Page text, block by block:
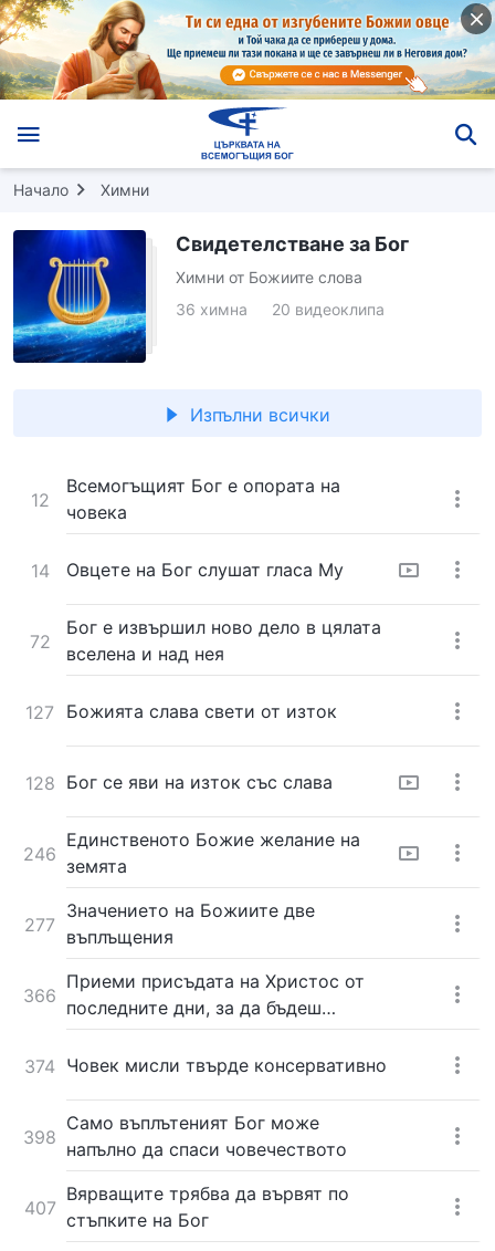
Начало Химни
Свидетелстване за Бог
Химни от Божиите слова
36 химна
20 видеоклипa
Изпълни всички
12
Всемогъщият Бог е опората на
човека
14 Овцете на Бог слушат гласа Му
72
Бог е извършил ново дело в цялата
вселена и над нея
127 Божията слава свети от изток
128 Бог се яви на изток със слава
246
Единственото Божие желание на
земята
277
Значението на Божиите две
въплъщения
366
Приеми присъдата на Христос от
последните дни, за да бъдеш
пречистен
374 Човек мисли твърде консервативно
398
Само въплътеният Бог може
напълно да спаси човечеството
407
Вярващите трябва да вървят по
стъпките на Бог